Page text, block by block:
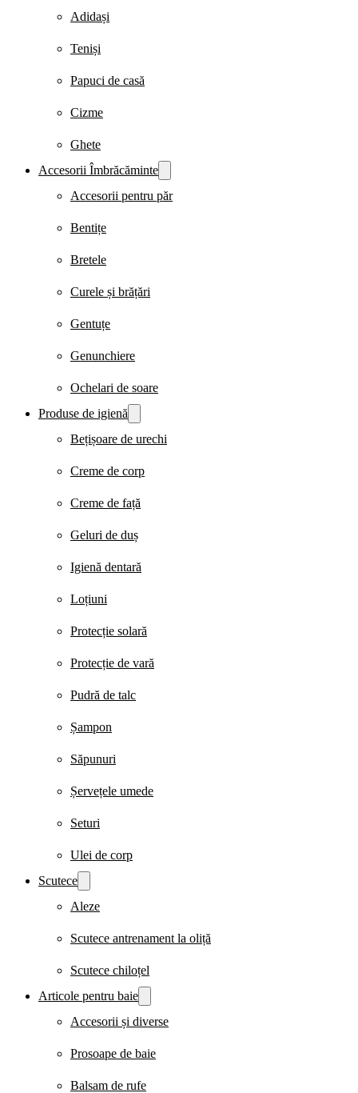
Adidași
Teniși
Papuci de casă
Cizme
Ghete
Accesorii Îmbrăcăminte
Accesorii pentru păr
Bentițe
Bretele
Curele și brățări
Gentuțe
Genunchiere
Ochelari de soare
Produse de igienă
Bețișoare de urechi
Creme de corp
Creme de față
Geluri de duș
Igienă dentară
Loțiuni
Protecție solară
Protecție de vară
Pudră de talc
Șampon
Săpunuri
Șervețele umede
Seturi
Ulei de corp
Scutece
Aleze
Scutece antrenament la oliță
Scutece chiloțel
Articole pentru baie
Accesorii și diverse
Prosoape de baie
Balsam de rufe